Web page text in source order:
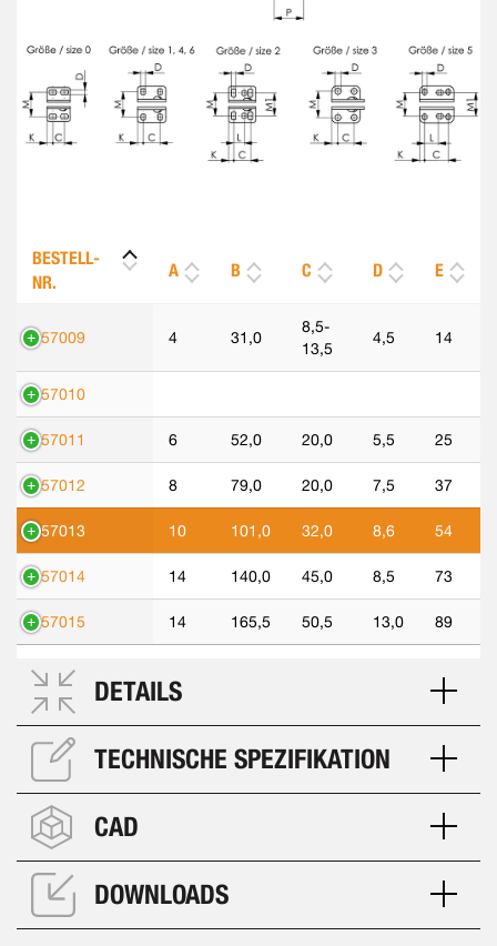
BESTELL-
NR.
A B C D E
557009 4 31,0
8,5-
13,5
4,5 14
557010
557011 6 52,0 20,0 5,5 25
557012 8 79,0 20,0 7,5 37
557013 10 101,0 32,0 8,6 54
557014 14 140,0 45,0 8,5 73
557015 14 165,5 50,5 13,0 89
DETAILS
TECHNISCHE SPEZIFIKATION
CAD
DOWNLOADS